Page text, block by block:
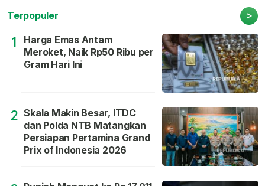
Terpopuler >
1
Harga Emas Antam
Meroket, Naik Rp50 Ribu per
Gram Hari Ini
2 Skala Makin Besar, ITDC
dan Polda NTB Matangkan
Persiapan Pertamina Grand
Prix of Indonesia 2026